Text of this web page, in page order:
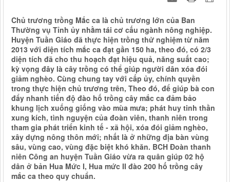
Chủ trương trồng Mắc ca là chủ trương lớn của Ban
Thường vụ Tỉnh ủy nhằm tái cơ cấu ngành nông nghiệp.
Huyện Tuần Giáo đã thực hiện trồng thử nghiệm từ năm
2013 với diện tích mắc ca đạt gần 150 ha, theo đó, có 2/3
diện tích đã cho thu hoạch đạt hiệu quả, năng suất cao;
kỳ vọng đây là cây trồng có thể giúp người dân xóa đói
giảm nghèo. Cùng chung tay với cấp ủy, chính quyền
trong thực hiện chủ trương trên, Theo đó, để giúp bà con
đẩy nhanh tiến độ đào hố trồng cây mắc ca đảm bảo
khung lịch xuống giống vào mùa mưa; phát huy tinh thần
xung kích, tình nguyện của đoàn viên, thanh niên trong
tham gia phát triển kinh tế - xã hội, xóa đói giảm nghèo,
xây dựng nông thôn mới; nhất là ở những địa bàn vùng
sâu, vùng cao, vùng đặc biệt khó khăn. BCH Đoàn thanh
niên Công an huyện Tuần Giáo vừa ra quân giúp 02 hộ
dân ở bản Hua Mức I, Hua mức II đào 200 hố trồng cây
mắc ca theo quy chuẩn.